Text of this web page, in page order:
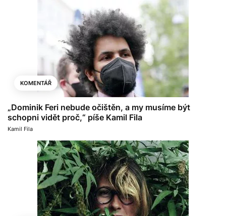
KOMENTÁŘ
„Dominik Feri nebude očištěn, a my musíme být
schopni vidět proč,“ píše Kamil Fila
Kamil Fila